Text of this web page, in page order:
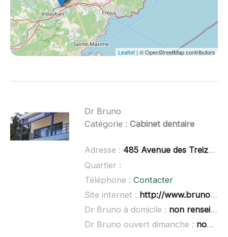
Leaflet | © OpenStreetMap contributors
Dr Bruno
Catégorie : Cabinet dentaire
Adresse : 485 Avenue des Treize Lorguais, 83460 Les Arcs
Quartier :
Téléphone : Contacter
Site internet : http://www.bruno-dentiste.com/
Dr Bruno à domicile : non renseigné
Dr Bruno ouvert dimanche : non renseigné